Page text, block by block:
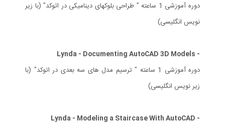
دوره آموزشی 1 ساعته " طراحی بلوکهای دینامیکی در اتوکد" (با زیر
نویس انگلیسی)
- Lynda - Documenting AutoCAD 3D Models
دوره آموزشی 1 ساعته " ترسیم مدل های سه بعدی در اتوکد" (با
زیر نویس انگلیسی)
- Lynda - Modeling a Staircase With AutoCAD